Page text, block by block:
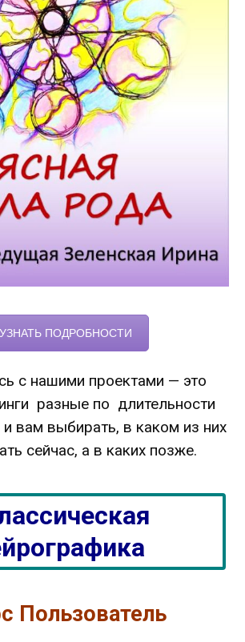
УЗНАТЬ ПОДРОБНОСТИ
с нашими проектами — это
разные по длительности
вам выбирать, в каком из них
сейчас, а в каких позже.
Пользователь